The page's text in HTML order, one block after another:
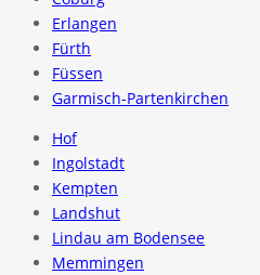
Erlangen
Fürth
Füssen
Garmisch-Partenkirchen
Hof
Ingolstadt
Kempten
Landshut
Lindau am Bodensee
Memmingen